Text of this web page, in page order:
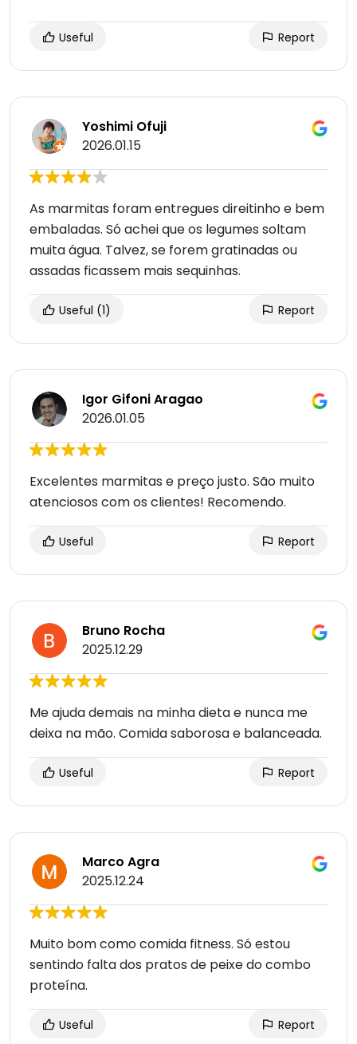
Useful Report
Yoshimi Ofuji
2026.01.15
As marmitas foram entregues direitinho e bem
embaladas. Só achei que os legumes soltam
muita água. Talvez, se forem gratinadas ou
assadas ficassem mais sequinhas.
Useful (1) Report
Igor Gifoni Aragao
2026.01.05
Excelentes marmitas e preço justo. São muito
atenciosos com os clientes! Recomendo.
Useful Report
Bruno Rocha
2025.12.29
Me ajuda demais na minha dieta e nunca me
deixa na mão. Comida saborosa e balanceada.
Useful Report
Marco Agra
2025.12.24
Muito bom como comida fitness. Só estou
sentindo falta dos pratos de peixe do combo
proteína.
Useful Report